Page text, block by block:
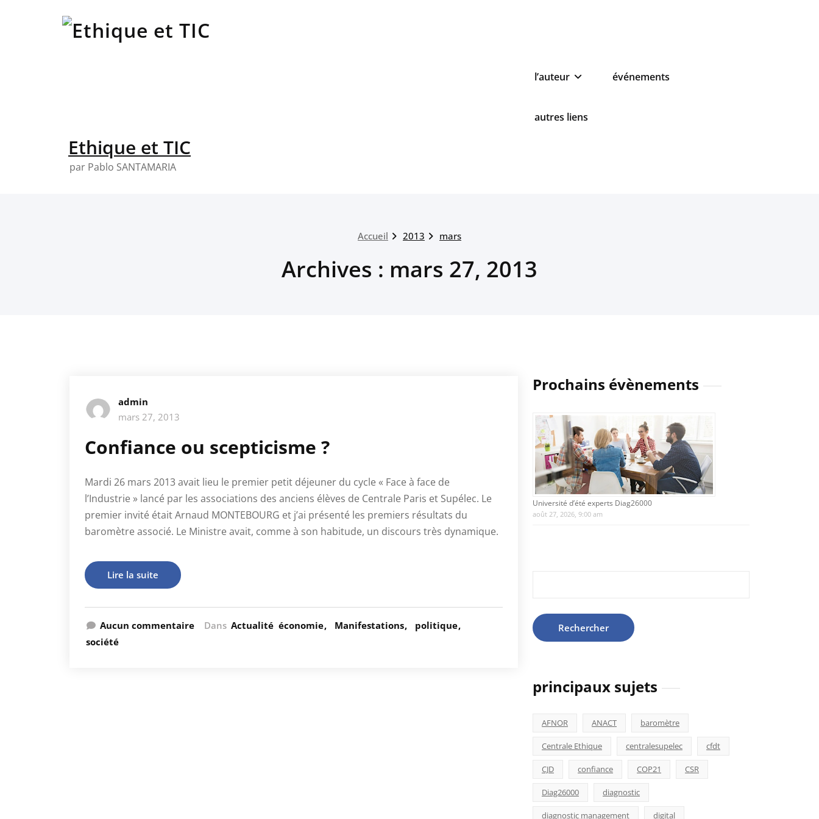
Ethique et TIC
par Pablo SANTAMARIA
l’auteur événements
autres liens
Accueil 2013 mars
Archives : mars 27, 2013
admin
mars 27, 2013
Confiance ou scepticisme ?
Mardi 26 mars 2013 avait lieu le premier petit déjeuner du cycle « Face à face de
l’Industrie » lancé par les associations des anciens élèves de Centrale Paris et Supélec. Le
premier invité était Arnaud MONTEBOURG et j’ai présenté les premiers résultats du
baromètre associé. Le Ministre avait, comme à son habitude, un discours très dynamique.
Lire la suite
Aucun commentaire Dans Actualité économie Manifestations
politique
société
Prochains évènements
Université d’été experts Diag26000
août 27, 2026, 9:00 am
principaux sujets
AFNOR ANACT baromètre
Centrale Ethique centralesupelec cfdt
CJD confiance COP21 CSR
Diag26000 diagnostic
diagnostic management digital